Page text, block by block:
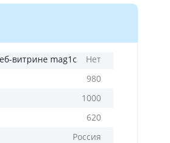
витрине mag1c
Нет
980
1000
620
Россия